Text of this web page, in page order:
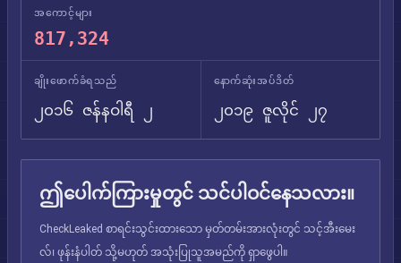
အကောင့်များ
817,324
ချိုးဖောက်ခံရသည်
၂၀၁၆ ဇန်နဝါရီ ၂
နောက်ဆုံးအပ်ဒိတ်
၂၀၁၉ ဇူလိုင် ၂၇
ဤပေါက်ကြားမှုတွင် သင်ပါဝင်နေသလား။
CheckLeaked စာရင်းသွင်းထားသော မှတ်တမ်းအားလုံးတွင် သင့်အီးမေး
လ်၊ ဖုန်းနံပါတ် သို့မဟုတ် အသုံးပြုသူအမည်ကို ရှာဖွေပါ။